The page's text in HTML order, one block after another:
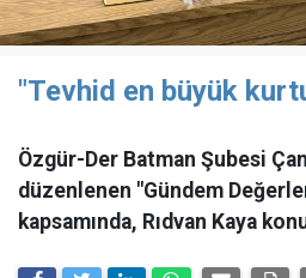
"Tevhid en büyük
Özgür-Der Batman Şubesi
düzenlenen "Gündem
kapsamında, Rıdvan Kaya